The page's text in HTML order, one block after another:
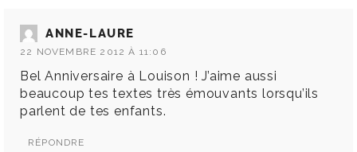
ANNE-LAURE
22 NOVEMBRE 2012 À 11:06
Bel Anniversaire à Louison ! J’aime aussi
beaucoup tes textes très émouvants lorsqu’ils
parlent de tes enfants.
RÉPONDRE